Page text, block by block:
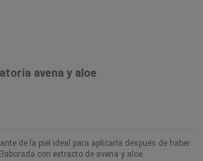
avena y aloe
de la piel ideal para aplicarla después de haber
con extracto de avena y aloe.